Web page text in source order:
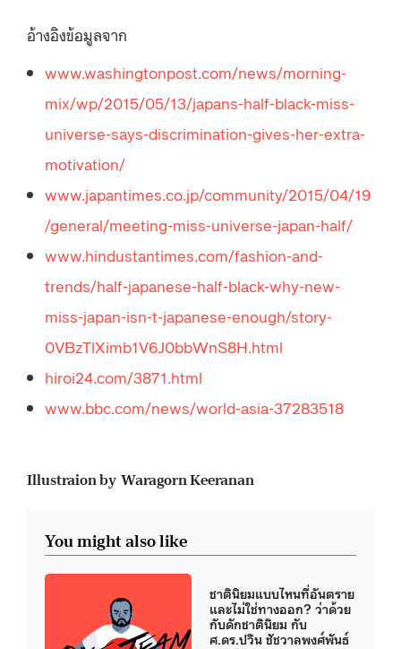
อ้างอิงข้อมูลจาก
www.washingtonpost.com/news/morning-
mix/wp/2015/05/13/japans-half-black-miss-
universe-says-discrimination-gives-her-extra-
motivation/
www.japantimes.co.jp/community/2015/04/19
/general/meeting-miss-universe-japan-half/
www.hindustantimes.com/fashion-and-
trends/half-japanese-half-black-why-new-
miss-japan-isn-t-japanese-enough/story-
0VBzTlXimb1V6J0bbWnS8H.html
hiroi24.com/3871.html
www.bbc.com/news/world-asia-37283518
Illustraion by Waragorn Keeranan
You might also like
ชาตินิยมแบบไหนที่อันตราย
และไม่ใช่ทางออก? ว่าด้วย
กับดักชาตินิยม กับ
ศ.ดร.ปวิน ชัชวาลพงศ์พันธ์